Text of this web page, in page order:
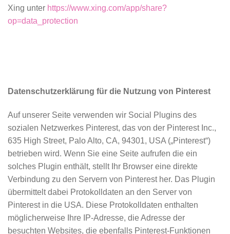
Xing unter https://www.xing.com/app/share?
op=data_protection
Datenschutzerklärung für die Nutzung von Pinterest
Auf unserer Seite verwenden wir Social Plugins des
sozialen Netzwerkes Pinterest, das von der Pinterest Inc.,
635 High Street, Palo Alto, CA, 94301, USA („Pinterest“)
betrieben wird. Wenn Sie eine Seite aufrufen die ein
solches Plugin enthält, stellt Ihr Browser eine direkte
Verbindung zu den Servern von Pinterest her. Das Plugin
übermittelt dabei Protokolldaten an den Server von
Pinterest in die USA. Diese Protokolldaten enthalten
möglicherweise Ihre IP-Adresse, die Adresse der
besuchten Websites, die ebenfalls Pinterest-Funktionen